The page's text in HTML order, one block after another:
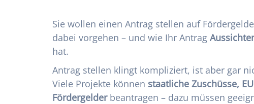
Sie wollen einen Antrag stellen auf
dabei vorgehen – und wie Ihr Antrag
hat.
Antrag stellen klingt kompliziert, ist aber gar
Viele Projekte können staatliche Zuschüsse,
Fördergelderbeantragen – dazu müssen